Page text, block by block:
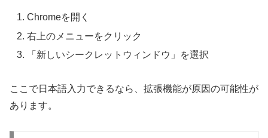
Chromeを開く
右上のメニューをクリック
「新しいシークレットウィンドウ」を選択
ここで日本語入力できるなら、拡張機能が原因の可能性が
あります。